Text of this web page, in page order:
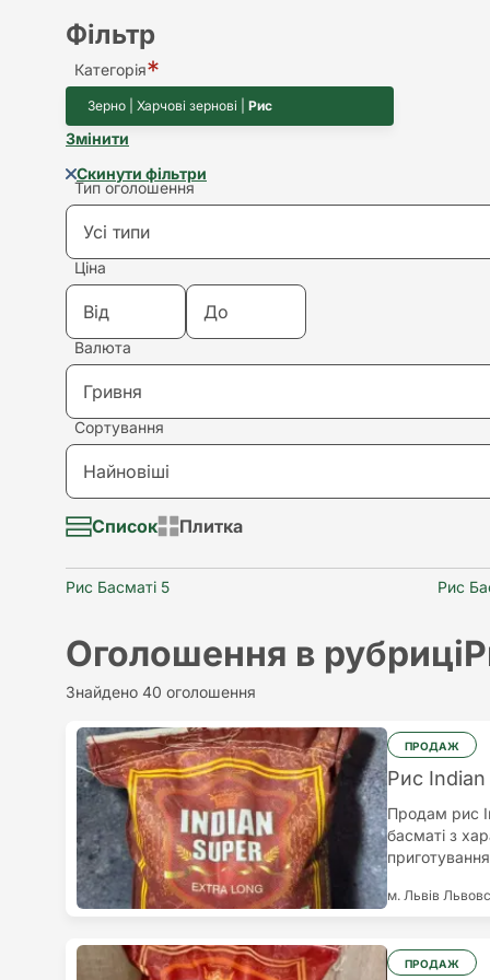
Фільтр
Категорія
Зерно | Харчові зернові | Рис
Змінити
Скинути фільтри
Тип оголошення
Усі типи
Купівля
Продаж
Здам в оренду
Візьму в аренду
Надам послугу
Різне
Ціна
Валюта
Гривня
Євро
Сортування
Найновіші
Найновіші
Найстаріші
Найдорожчий
Найдешевший
Список Плитка
Рис Басматі 5 Рис
Оголошення в рубриці
Знайдено 40 оголошення
ПРОДАЖ
Рис Indian
Продам рис
басматі з
можуть
м. Львів
ПРОДАЖ